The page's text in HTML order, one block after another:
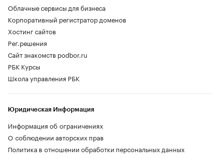
Облачные сервисы для бизнеса
Корпоративный регистратор доменов
Хостинг сайтов
Рег.решения
Сайт знакомств podbor.ru
РБК Курсы
Школа управления РБК
Юридическая Информация
Информация об ограничениях
О соблюдении авторских прав
Политика в отношении обработки персональных данных